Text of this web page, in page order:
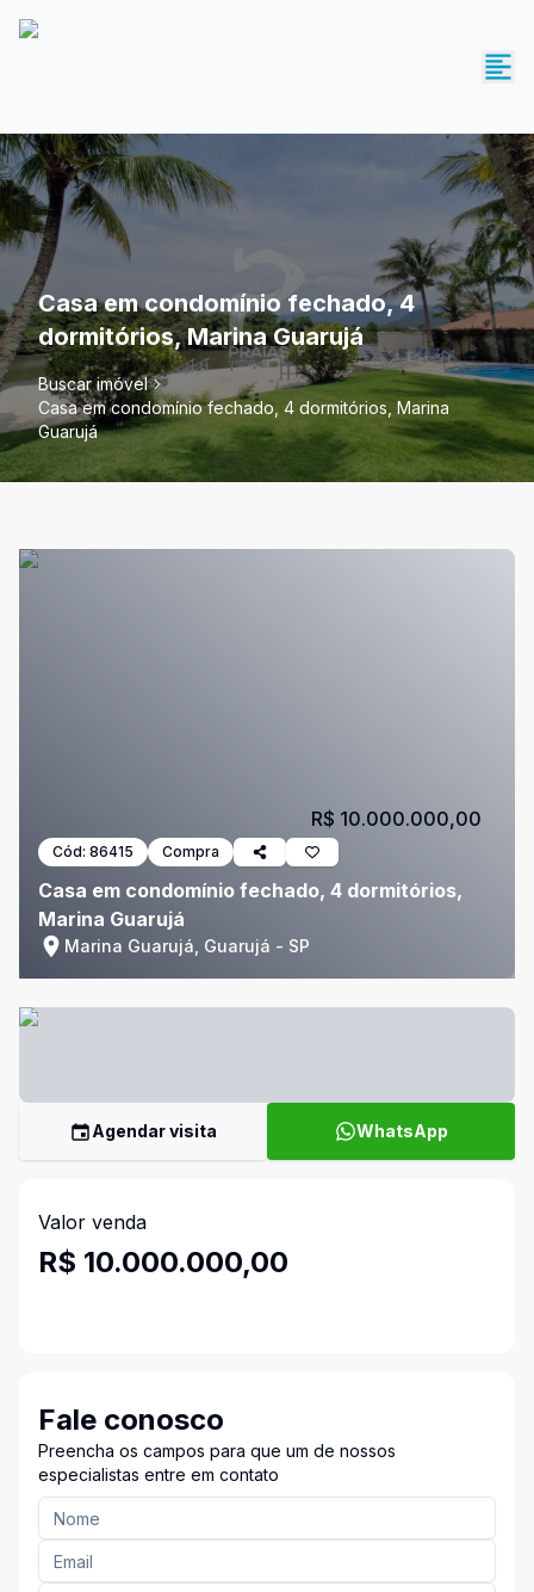
Casa em condomínio fechado, 4
dormitórios, Marina Guarujá
Buscar imóvel
Casa em condomínio fechado, 4 dormitórios, Marina
Guarujá
Cód: 86415 Compra
Casa em condomínio fechado, 4 dormitórios,
Marina Guarujá
Marina Guarujá, Guarujá - SP
R$ 10.000.000,00
Agendar visita WhatsApp
Valor venda
R$ 10.000.000,00
Fale conosco
Preencha os campos para que um de nossos
especialistas entre em contato